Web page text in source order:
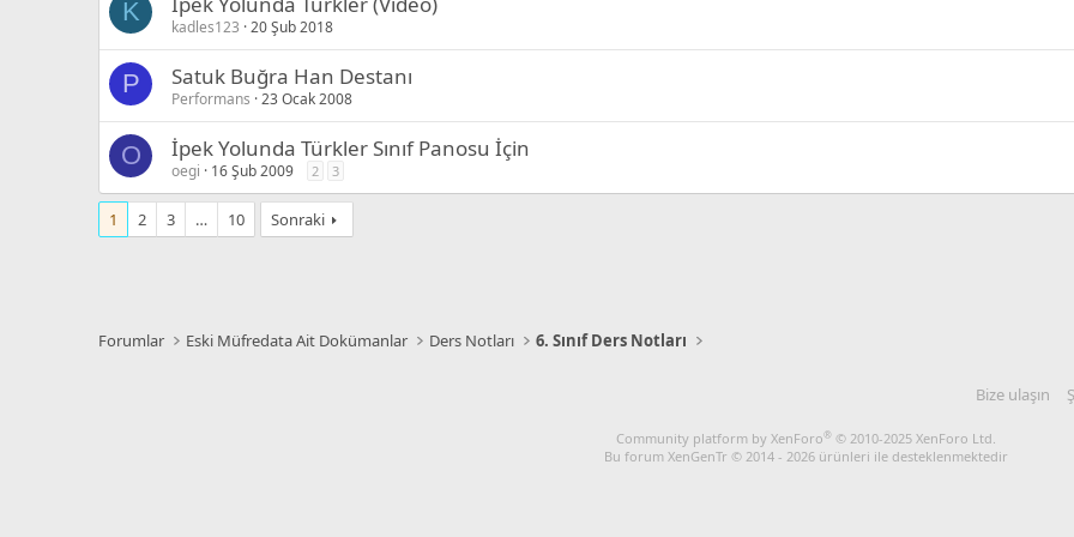
K
kadles123 20 Şub 2018
P Satuk Buğra Han Destanı
Performans 23 Ocak 2008
O İpek Yolunda Türkler Sınıf Panosu İçin
oegi 16 Şub 2009 2 3
1 2 3 … 10 Sonraki
Forumlar Eski Müfredata Ait Dokümanlar Ders Notları 6. Sınıf Ders Notları
Bize ulaşın
Community platform by XenForo® © 2010-2025 XenForo Ltd.
Bu forum XenGenTr © 2014 - 2026 ürünleri ile desteklenmektedir